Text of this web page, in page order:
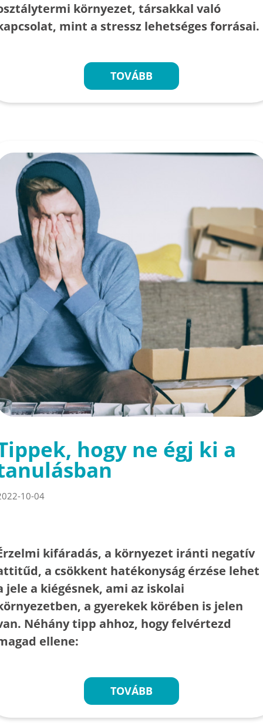
környezet, társakkal való
mint a stressz lehetséges forrásai.
TOVÁBB
hogy ne égj ki a
10-04
kifáradás, a környezet iránti negatív
a csökkent hatékonyság érzése lehet
jele a kiégésnek, ami az iskolai
a gyerekek körében is jelen
Néhány tipp ahhoz, hogy felvértezd
ellene:
TOVÁBB